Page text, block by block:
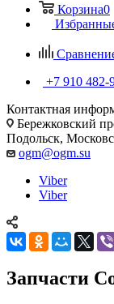
Корзина0
+7 910 482-
Контактная
Бережковский
Подольск,
ogm@ogm.su
Viber
Viber
Запчасти